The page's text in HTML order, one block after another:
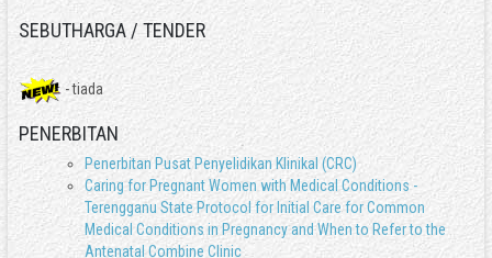
SEBUTHARGA / TENDER
- tiada
PENERBITAN
Penerbitan Pusat Penyelidikan Klinikal (CRC)
Caring for Pregnant Women with Medical Conditions -
Terengganu State Protocol for Initial Care for Common
Medical Conditions in Pregnancy and When to Refer to the
Antenatal Combine Clinic